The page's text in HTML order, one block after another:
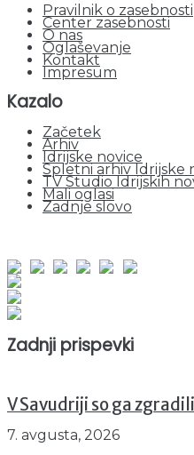
Pravilnik o zasebnosti
Center zasebnosti
O nas
Oglaševanje
Kontakt
Impresum
Kazalo
Začetek
Arhiv
Idrijske novice
Spletni arhiv Idrijske
TV Studio Idrijskih
Mali oglasi
Zadnje slovo
Zadnji prispevki
V Savudriji so ga
7. avgusta, 2026